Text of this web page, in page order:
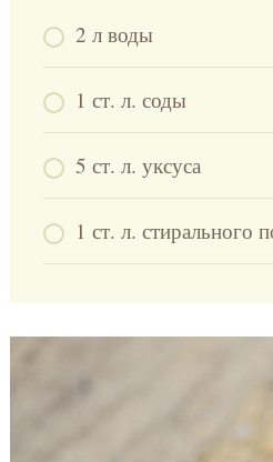
2 л воды
1 ст. л. соды
5 ст. л. уксуса
1 ст. л. стирального